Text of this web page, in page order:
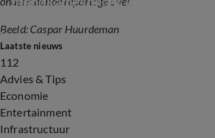
1:51
Beeld: Caspar Huurdeman
Laatste nieuws
112
Advies & Tips
Economie
Entertainment
Infrastructuur